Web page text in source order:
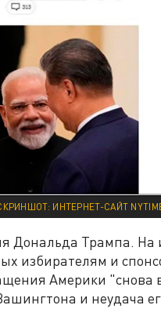
ИНТЕРНЕТ-САЙТ
Дональда Трампа. На
избирателям и
Америки "снова
и неудача